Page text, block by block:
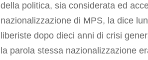
della politica, sia considerata ed
nazionalizzazione di MPS, la dice
liberiste dopo dieci anni di crisi
la parola stessa nazionalizzazione